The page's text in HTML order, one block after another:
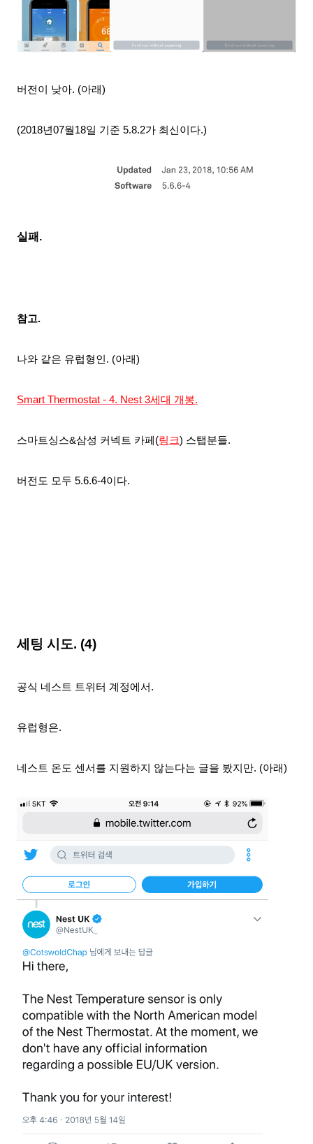
버전이 낮아. (아래)
(2018년07월18일 기준 5.8.2가 최신이다.)
실패.
참고.
나와 같은 유럽형인. (아래)
Smart Thermostat - 4. Nest 3세대 개봉.
스마트싱스&삼성 커넥트 카페(링크) 스탭분들.
버전도 모두 5.6.6-4이다.
세팅 시도. (4)
공식 네스트 트위터 계정에서.
유럽형은.
네스트 온도 센서를 지원하지 않는다는 글을 봤지만. (아래)